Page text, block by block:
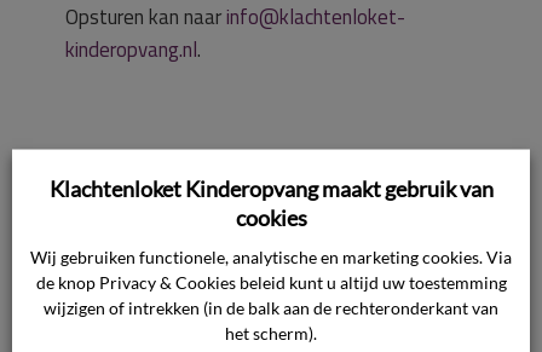
Opsturen kan naarinfo@klachtenloket-
kinderopvang.nl.
 1 mei 2017
Ook interessant
Klachtenloket Kinderopvang maakt gebruik van
cookies
Wij gebruiken functionele, analytische en marketing cookies. Via
de knop Privacy & Cookies beleid kunt u altijd uw toestemming
wijzigen of intrekken (in de balk aan de rechteronderkant van
het scherm).